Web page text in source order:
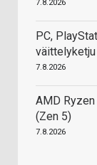
7.8.2026
PC,
väittelyketju
7.8.2026
AMD
(Zen 5)
7.8.2026